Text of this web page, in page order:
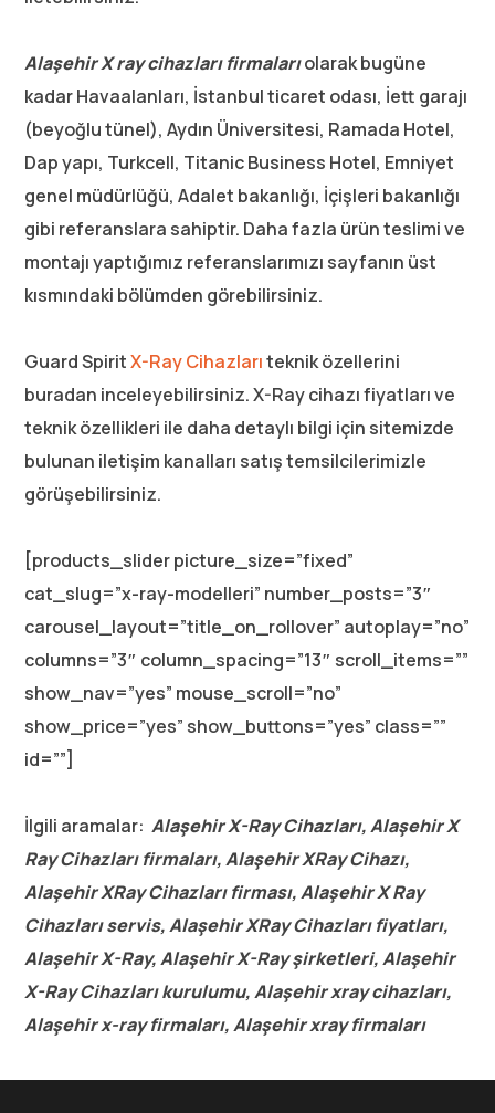
Alaşehir X ray cihazları firmalarıolarak bugüne
kadar Havaalanları, İstanbul ticaret odası, İett garajı
(beyoğlu tünel), Aydın Üniversitesi, Ramada Hotel,
Dap yapı, Turkcell, Titanic Business Hotel, Emniyet
genel müdürlüğü, Adalet bakanlığı, İçişleri bakanlığı
gibi referanslara sahiptir. Daha fazla ürün teslimi ve
montajı yaptığımız referanslarımızı sayfanın üst
kısmındaki bölümden görebilirsiniz.
Guard SpiritX-Ray Cihazlarıteknik özellerini
buradan inceleyebilirsiniz. X-Ray cihazı fiyatları ve
teknik özellikleri ile daha detaylı bilgi için sitemizde
bulunan iletişim kanalları satış temsilcilerimizle
görüşebilirsiniz.
[products_slider picture_size=”fixed”
cat_slug=”x-ray-modelleri” number_posts=”3″
carousel_layout=”title_on_rollover” autoplay=”no”
columns=”3″ column_spacing=”13″ scroll_items=””
show_nav=”yes” mouse_scroll=”no”
show_price=”yes” show_buttons=”yes” class=””
id=””]
İlgili aramalar: Alaşehir X-Ray Cihazları, Alaşehir X
Ray Cihazları firmaları, Alaşehir XRay Cihazı,
Alaşehir XRay Cihazları firması, Alaşehir X Ray
Cihazları servis, Alaşehir XRay Cihazları fiyatları,
Alaşehir X-Ray, Alaşehir X-Ray şirketleri, Alaşehir
X-Ray Cihazları kurulumu, Alaşehir xray cihazları,
Alaşehir x-ray firmaları, Alaşehir xray firmaları